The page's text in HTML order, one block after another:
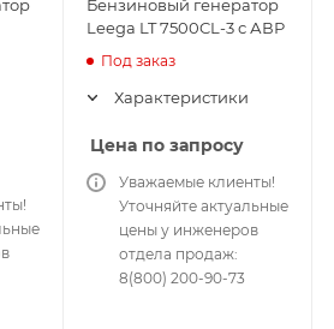
Бензиновый генератор
Leega LT 7500CL-3 с АВР
Под заказ
Характеристики
Цена по запросу
Уважаемые клиенты!
Уточняйте актуальные
цены у инженеров
отдела продаж:
8(800) 200-90-73